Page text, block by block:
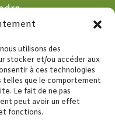
utilisons des
stocker et/ou accéder aux
à ces technologies
telles que le comportement
Le fait de ne pas
peut avoir un effet
fonctions.